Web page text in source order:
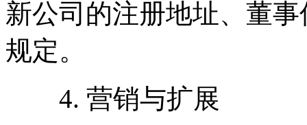
新公司的注册地址、董
规定。
4. 营销与扩展